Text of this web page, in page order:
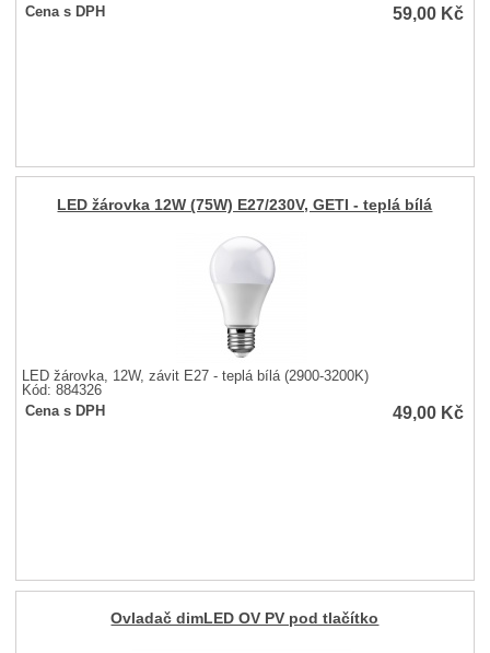
Cena s DPH
59,00 Kč
LED žárovka 12W (75W) E27/230V, GETI - teplá bílá
LED žárovka, 12W, závit E27 - teplá bílá (2900-3200K)
Kód: 884326
Cena s DPH
49,00 Kč
Ovladač dimLED OV PV pod tlačítko